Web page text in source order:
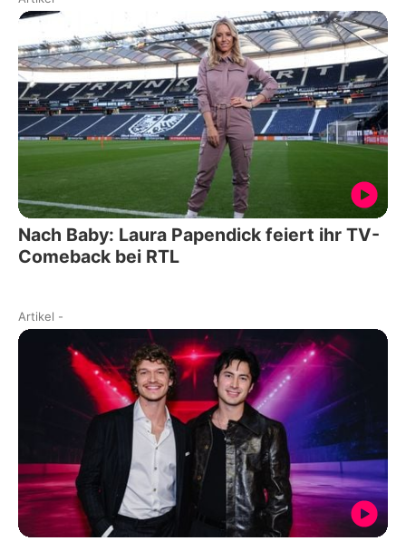
Nach Baby: Laura Papendick feiert ihr TV-
Comeback bei RTL
Artikel -